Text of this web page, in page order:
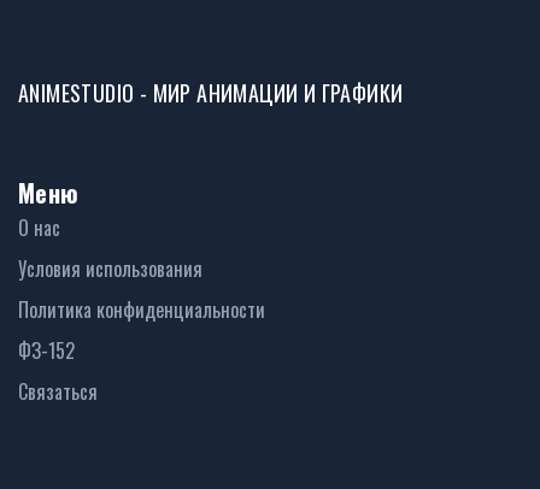
ANIMESTUDIO - МИР АНИМАЦИИ И ГРАФИКИ
Меню
О нас
Условия использования
Политика конфиденциальности
ФЗ-152
Связаться